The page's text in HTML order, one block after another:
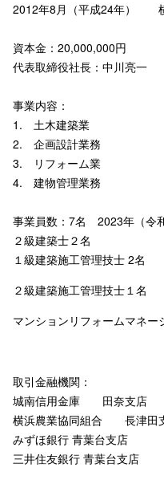
2012年8月（平成24年）
資本金：20,000,000円
代表取締役社長：中川亮一
事業内容：
1. 土木建築業
2. 企画設計業務
3. リフォーム業
4. 建物管理業務
事業員数：7名 2023年（令
２級建築士２名
１級建築施工管理技士 2名
２級建築施工管理技士１名
マンションリフォームマネー
取引金融機関：
城南信用金庫 田奈支店
横浜農業協同組合 長津田
みずほ銀行 青葉台支店
三井住友銀行 青葉台支店